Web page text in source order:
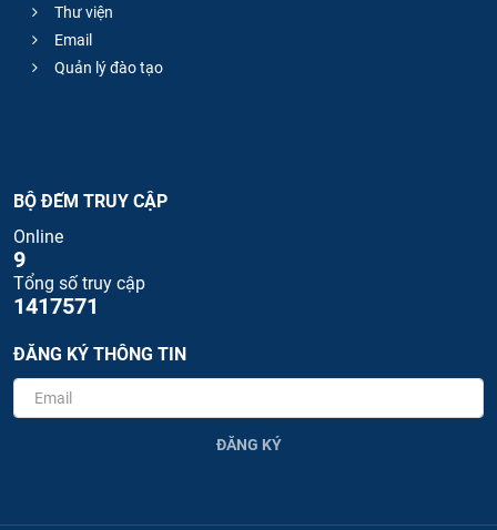
Thư viện
Email
Quản lý đào tạo
BỘ ĐẾM TRUY CẬP
Online
9
Tổng số truy cập
1417571
ĐĂNG KÝ THÔNG TIN
ĐĂNG KÝ